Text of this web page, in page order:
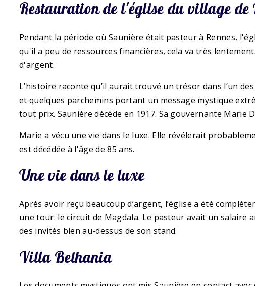
Restauration de l'église du village de
Pendant la période où Saunière était pasteur à Rennes,
qu'il a peu de ressources financières, cela va très
d'argent.
L’histoire raconte qu’il aurait trouvé un trésor dans l’un
et quelques parchemins portant un message mystique
tout prix. Saunière décède en 1917. Sa gouvernante Marie
Marie a vécu une vie dans le luxe. Elle révélerait
est décédée à l'âge de 85 ans.
Une vie dans le luxe
Après avoir reçu beaucoup d’argent, l’église a été
une tour: le circuit de Magdala. Le pasteur avait un salaire
des invités bien au-dessus de son stand.
Villa Bethania